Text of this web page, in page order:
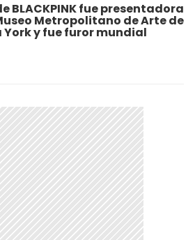
BLACKPINK fue presentadora
Metropolitano de Arte de
York y fue furor mundial